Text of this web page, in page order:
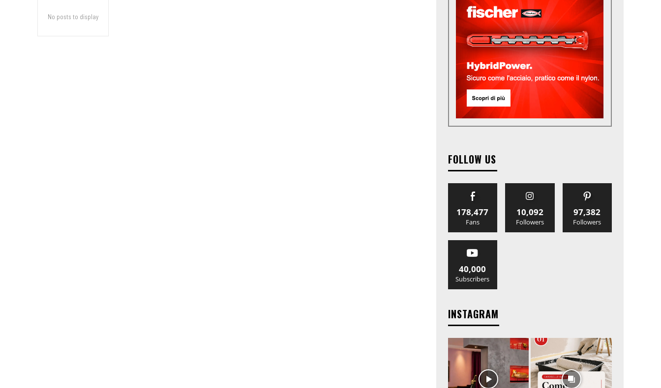
No posts to display
FOLLOW US
178,477
Fans
10,092
Followers
97,382
Followers
40,000
Subscribers
INSTAGRAM